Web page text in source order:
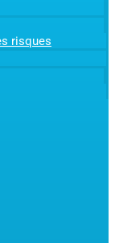
risques